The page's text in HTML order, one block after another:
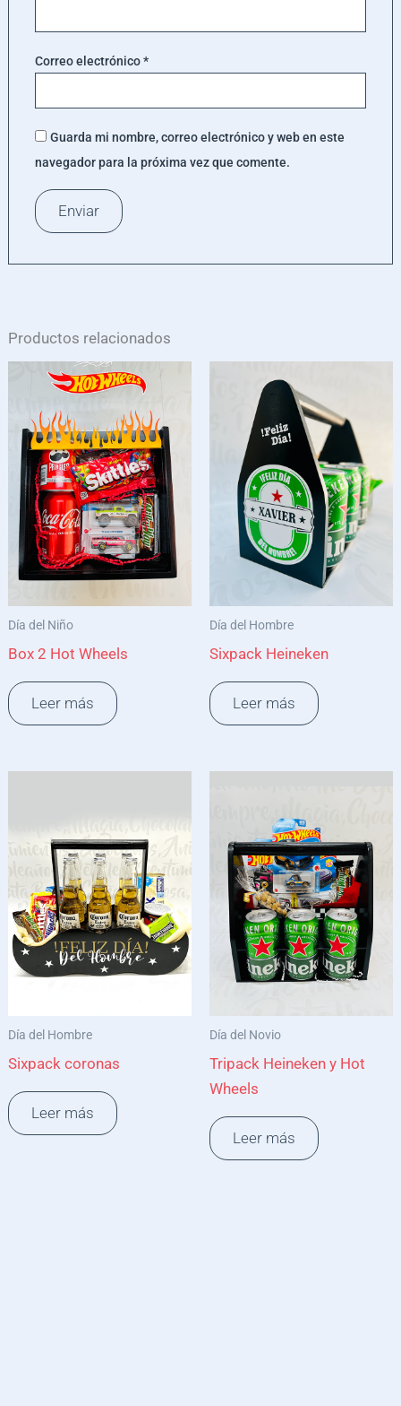
Correo electrónico*
Guarda mi nombre, correo electrónico y web en este
navegador para la próxima vez que comente.
Productos relacionados
Día del Niño
Box 2 Hot Wheels
Leer más
Día del Hombre
Sixpack Heineken
Leer más
Día del Hombre
Sixpack coronas
Leer más
Día del Novio
Tripack Heineken y Hot
Wheels
Leer más